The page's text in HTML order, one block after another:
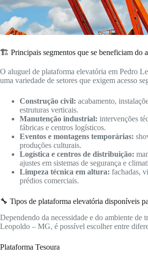
🏗️ Principais segmentos que se beneficiam do
O aluguel de plataforma elevatória em Pedro
uma variedade de setores que exigem acesso
Construção civil: acabamento,
estruturas verticais.
Manutenção industrial: intervenções
fábricas e centros logísticos.
Eventos e montagens temporárias:
produções culturais.
Logística e centros de distribuição:
ajustes em sistemas de segurança e
Limpeza técnica em altura: fachadas,
prédios comerciais.
🔧 Tipos de plataforma elevatória disponíveis
Dependendo da necessidade e do ambiente de
Leopoldo – MG, é possível escolher entre
Plataforma Tesoura